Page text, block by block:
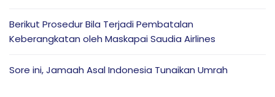
Berikut Prosedur Bila Terjadi Pembatalan
Keberangkatan oleh Maskapai Saudia Airlines
Sore ini, Jamaah Asal Indonesia Tunaikan Umrah